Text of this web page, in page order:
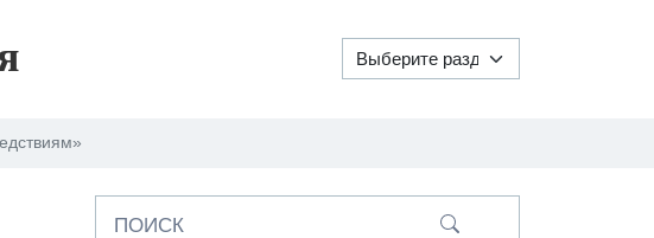
ПОИСК